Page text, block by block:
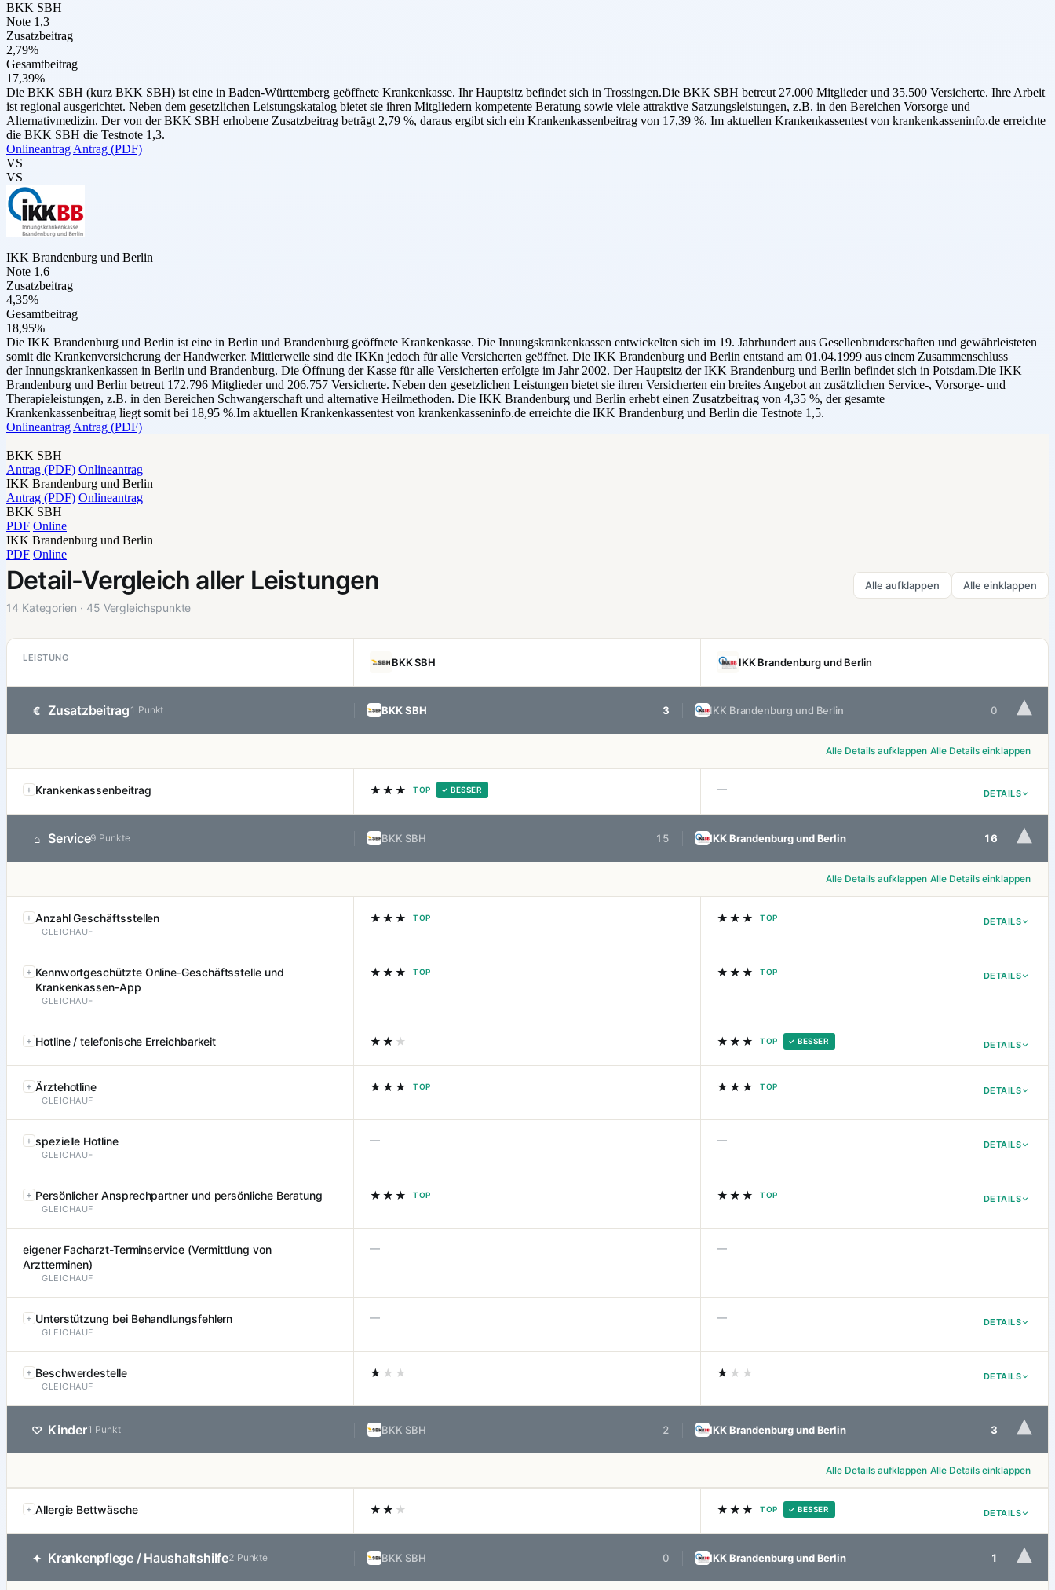
BKK SBH
Note 1,3
Zusatzbeitrag
2,79%
Gesamtbeitrag
17,39%
Die BKK SBH (kurz BKK SBH) ist eine in Baden-Württemberg geöffnete Krankenkasse. Ihr Hauptsitz befindet sich in Trossingen.Die BKK SBH betreut 27.000 Mitglieder und 35.500 Versicherte. Ihre Arbeit
ist regional ausgerichtet. Neben dem gesetzlichen Leistungskatalog bietet sie ihren Mitgliedern kompetente Beratung sowie viele attraktive Satzungsleistungen, z.B. in den Bereichen Vorsorge und
Alternativmedizin. Der von der BKK SBH erhobene Zusatzbeitrag beträgt 2,79 %, daraus ergibt sich ein Krankenkassenbeitrag von 17,39 %. Im aktuellen Krankenkassentest von krankenkasseninfo.de erreichte
die BKK SBH die Testnote 1,3.
Onlineantrag Antrag (PDF)
VS
VS
IKK Brandenburg und Berlin
Note 1,6
Zusatzbeitrag
4,35%
Gesamtbeitrag
18,95%
Die IKK Brandenburg und Berlin ist eine in Berlin und Brandenburg geöffnete Krankenkasse. Die Innungskrankenkassen entwickelten sich im 19. Jahrhundert aus Gesellenbruderschaften und gewährleisteten
somit die Krankenversicherung der Handwerker. Mittlerweile sind die IKKn jedoch für alle Versicherten geöffnet. Die IKK Brandenburg und Berlin entstand am 01.04.1999 aus einem Zusammenschluss
der Innungskrankenkassen in Berlin und Brandenburg. Die Öffnung der Kasse für alle Versicherten erfolgte im Jahr 2002. Der Hauptsitz der IKK Brandenburg und Berlin befindet sich in Potsdam.Die IKK
Brandenburg und Berlin betreut 172.796 Mitglieder und 206.757 Versicherte. Neben den gesetzlichen Leistungen bietet sie ihren Versicherten ein breites Angebot an zusätzlichen Service-, Vorsorge- und
Therapieleistungen, z.B. in den Bereichen Schwangerschaft und alternative Heilmethoden. Die IKK Brandenburg und Berlin erhebt einen Zusatzbeitrag von 4,35 %, der gesamte
Krankenkassenbeitrag liegt somit bei 18,95 %.Im aktuellen Krankenkassentest von krankenkasseninfo.de erreichte die IKK Brandenburg und Berlin die Testnote 1,5.
Onlineantrag Antrag (PDF)
BKK SBH
Antrag (PDF) Onlineantrag
IKK Brandenburg und Berlin
Antrag (PDF) Onlineantrag
BKK SBH
PDF Online
IKK Brandenburg und Berlin
PDF Online
Detail-Vergleich aller Leistungen
14 Kategorien · 45 Vergleichspunkte
Alle aufklappen Alle einklappen
LEISTUNG BKK SBH IKK Brandenburg und Berlin
€ Zusatzbeitrag 1 Punkt BKK SBH 3 IKK Brandenburg und Berlin 0 ▾
Alle Details aufklappen Alle Details einklappen
DETAILS
Krankenkassenbeitrag ★★★ TOP ✓ BESSER —
⌂ Service9 Punkte BKK SBH 15 IKK Brandenburg und Berlin 16 ▾
Alle Details aufklappen Alle Details einklappen
DETAILS
Anzahl Geschäftsstellen
GLEICHAUF
★★★ TOP ★★★ TOP
DETAILS
Kennwortgeschützte Online-Geschäftsstelle und
Krankenkassen-App
GLEICHAUF
★★★ TOP ★★★ TOP
DETAILS
Hotline / telefonische Erreichbarkeit ★★ ★ ★★★ TOP ✓ BESSER
DETAILS
Ärztehotline
GLEICHAUF
★★★ TOP ★★★ TOP
DETAILS
spezielle Hotline
GLEICHAUF
— —
DETAILS
Persönlicher Ansprechpartner und persönliche Beratung
GLEICHAUF
★★★ TOP ★★★ TOP
eigener Facharzt-Terminservice (Vermittlung von
Arztterminen)
GLEICHAUF
— —
DETAILS
Unterstützung bei Behandlungsfehlern
GLEICHAUF
— —
DETAILS
Beschwerdestelle
GLEICHAUF
★ ★★ ★ ★★
♡ Kinder1 Punkt BKK SBH 2 IKK Brandenburg und Berlin 3 ▾
Alle Details aufklappen Alle Details einklappen
DETAILS
Allergie Bettwäsche ★★ ★ ★★★ TOP ✓ BESSER
✦ Krankenpflege / Haushaltshilfe2 Punkte BKK SBH 0 IKK Brandenburg und Berlin 1 ▾